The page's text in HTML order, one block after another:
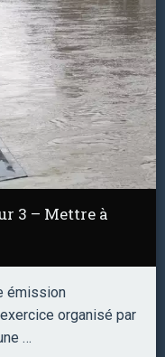
3 – Mettre à
émission
organisé par
…